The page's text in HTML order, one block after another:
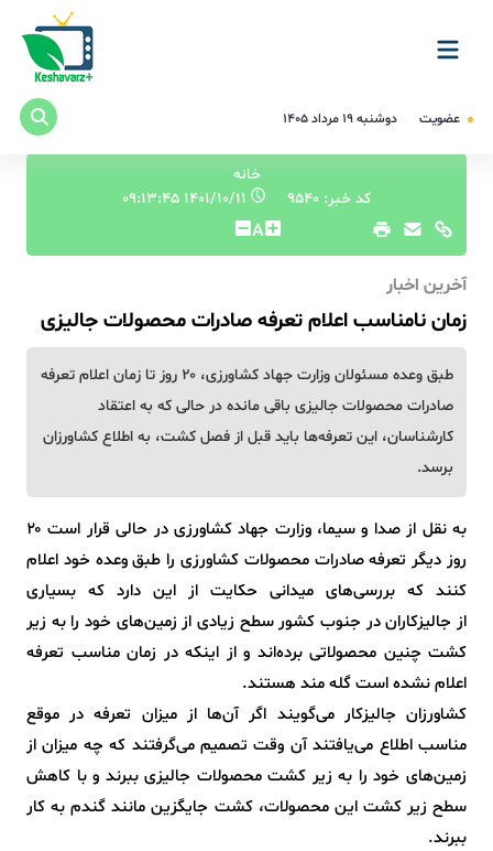
عضویت دوشنبه ۱۹ مرداد ۱۴۰۵
خانه
کد خبر: 9540
A
آخرین اخبار
زمان نامناسب اعلام تعرفه صادرات محصولات جالیزی
طبق وعده مسئولان وزارت جهاد کشاورزی، ۲۰ روز تا زمان اعلام تعرفه
صادرات محصولات جالیزی​ باقی مانده در حالی که به اعتقاد
کارشناسان، این تعرفه‌ها باید قبل از فصل کشت، به اطلاع کشاورزان
برسد.
به نقل از صدا و سیما، وزارت جهاد کشاورزی در حالی قرار است ۲۰
روز دیگر تعرفه صادرات محصولات کشاورزی را طبق وعده خود اعلام
کنند که بررسی‌های میدانی حکایت از این دارد که بسیاری
از جالیزکاران در جنوب کشور سطح زیادی از زمین‌های خود را به زیر
کشت چنین محصولاتی برده‌اند و از اینکه در زمان مناسب تعرفه
اعلام نشده است گله مند هستند.
کشاورزان جالیزکار می‌گویند اگر آن‌ها از میزان تعرفه در موقع
مناسب اطلاع می‌یافتند آن وقت تصمیم می‌گرفتند که چه میزان از
زمین‌های خود را به زیر کشت محصولات جالیزی ببرند و با کاهش
سطح زیر کشت این محصولات، کشت جایگزین مانند گندم به کار
ببرند.